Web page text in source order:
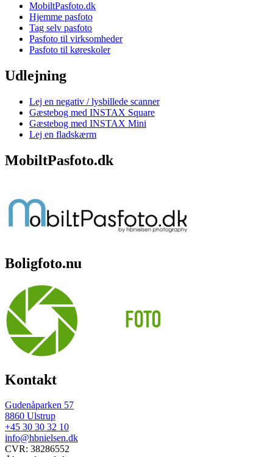
MobiltPasfoto.dk
Hjemme pasfoto
Tag selv pasfoto
Pasfoto til virksomheder
Pasfoto til køreskoler
Udlejning
Lej en negativ / lysbillede scanner
Gæstebog med INSTAX Square
Gæstebog med INSTAX Mini
Lej en fladskærm
MobiltPasfoto.dk
Boligfoto.nu
Kontakt
Gudenåparken 57
8860 Ulstrup
+45 30 30 32 10
info@hbnielsen.dk
CVR: 38286552